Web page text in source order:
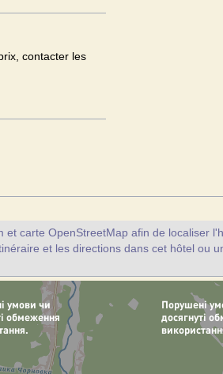
contacter les
carte OpenStreetMap afin de localiser
et les directions dans cet hôtel ou